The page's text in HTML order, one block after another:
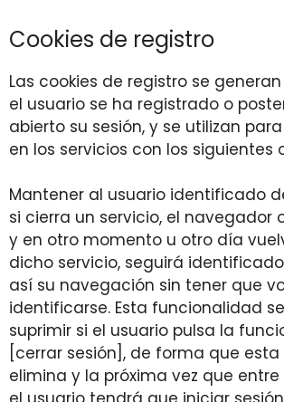
Cookies de registro
Las cookies de registro se
el usuario se ha registrado o
abierto su sesión, y se utilizan
en los servicios con los siguientes
Mantener al usuario identificado
si cierra un servicio, el navegador
y en otro momento u otro día
dicho servicio, seguirá
así su navegación sin tener que
identificarse. Esta funcionalidad
suprimir si el usuario pulsa la
[cerrar sesión], de forma que esta
elimina y la próxima vez que